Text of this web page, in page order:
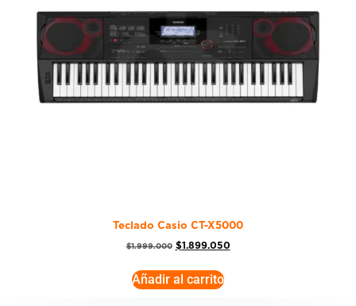
Teclado Casio CT-X5000
$1.999.000 $1.899.050
Añadir al carrito